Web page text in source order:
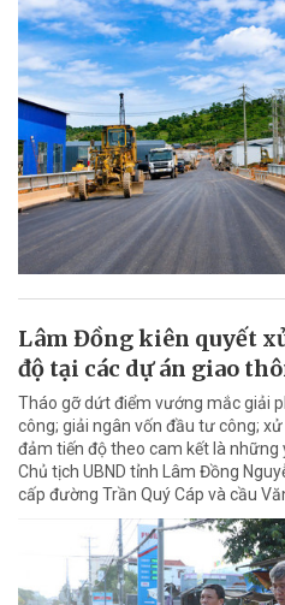
Lâm Đồng kiên quyết
độ tại các dự án giao
Tháo gỡ dứt điểm vướng mắc giải
công; giải ngân vốn đầu tư công;
đảm tiến độ theo cam kết là những
Chủ tịch UBND tỉnh Lâm Đồng
cấp đường Trần Quý Cáp và cầu